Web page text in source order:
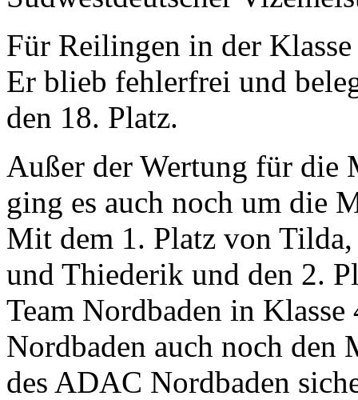
Für Reilingen in der
Er blieb fehlerfrei und
den 18. Platz.
Außer der Wertung für die
ging es auch noch um die
Mit dem 1. Platz von
und Thiederik und den 2.
Team Nordbaden in
Nordbaden auch noch
des ADAC Nordbaden